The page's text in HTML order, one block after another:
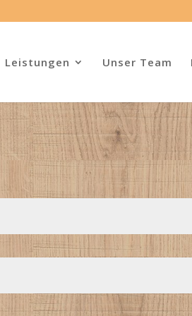
Leistungen Unser Team